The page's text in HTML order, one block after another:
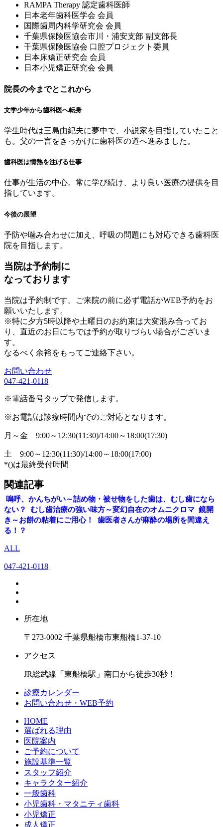
RAMPA Therapy 認定⻭科医師
⽇本⽼年⻭科医学会 会員
国際⻭周内科学研究会 会員
千葉県保険医協会市川・浦安⽀部 副⽀部⻑
千葉県保険医協会 ⼝腔プロジェクト委員
⽇本床矯正研究会 会員
⽇本⼩児矯正研究会 会員
院長の今までとこれから
文学少年から歯科医へ転身
学生時代は三島由紀夫に夢中で、小説家を目指していたこと
も。父の一言をきっかけに歯科医の道へ進みました。
歯科医は情熱を注げる仕事
仕事が生活の中心。常に学び続け、より良い医療の提供を目
指しています。
今後の展望
予防や噛み合わせに加え、呼吸の問題にも対応できる歯科医
院を目指します。
当院は予約制に
なっております
当院は予約制です。ご来院の前に必ず電話かWEB予約をお
願いいたします。
※特に夕方5時以降や土曜日のお約束は大変混み合ってお
り、直近のお日にちでは予約が取りづらい場合がございま
す。
なるべく余裕をもってご連絡下さい。
お問い合わせ
047-421-0118
※電話番号タップで発信します。
※お電話は診療時間内でのご対応となります。
月～金 9:00～12:30(11:30)/14:00～18:00(17:30)
土
9:00～12:30(11:30)/14:00～18:00(17:00)
*()は最終受付時間
関連記事
嗚呼、かんちがい～詰め物・被せ物をした歯は、むし歯になら
ない？
むし歯治療の強い味方～変幻自在のオムニクロマ 鏡開
き～お餅の粘着にご用心！
歯医者さんが麻酔の場所を間違え
る！？
ALL
047-421-0118
所在地
〒273-0002 千葉県船橋市東船橋1-37-10
アクセス
JR総武線「東船橋駅」南口から徒歩30秒！
診療カレンダー
お問い合わせ・WEB予約
HOME
選ばれる理由
医院案内
ご予約について
施設基準一覧
スタッフ紹介
キャラクター紹介
一般歯科
小児歯科・マタニティ歯科
小児矯正
成人矯正